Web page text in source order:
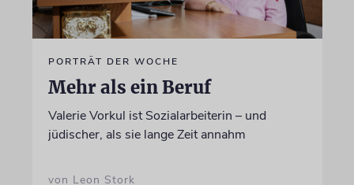
PORTRÄT DER WOCHE
Mehr als ein Beruf
Valerie Vorkul ist Sozialarbeiterin – und
jüdischer, als sie lange Zeit annahm
von Leon Stork